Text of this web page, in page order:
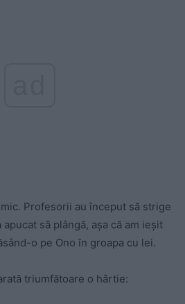
Profesorii au început să strige
să plângă, aşa că am ieşit
o pe Ono în groapa cu lei.
triumfătoare o hârtie: